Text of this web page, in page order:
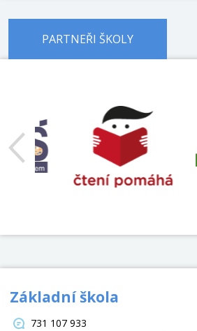
PARTNEŘI ŠKOLY
Základní škola
731 107 933